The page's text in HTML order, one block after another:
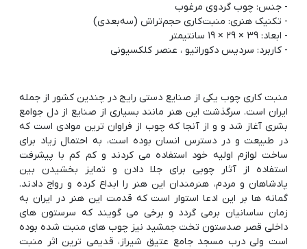
- کاربرد: سردیس دکوراتیو ، عنصر کلکسیونی
منبت کاری چوب یکی از صنایع دستی رایج در چندین کشور از جمله
ایران است. سرگذشت این هنر مانند بسیاری از صنایع از دل جوامع
بشری آغاز شد و و از آنجا که چوب از فراوان ترین موادی است که
در طبیعت و در دسترس انسان بوده است، به احتمال زیاد برای
ساخت لوازم اولیه خود استفاده می کردند و کم کم با پیشرفت
استفاده از آثار چوبی برای جلا دادن و تمایز بخشیدن بین
پادشاهان و مردم، هنرمندان این هنر را ابداع کرده و رواج دادند.
گمانه ها بر این ادعا استوار است که قدمت این هنر در ایران به
زمان ساسانیان برمی گردد و برخی می گویند که سرستون های
داخلی قصر صدستون تخت جمشید نیز چوب های منبت شده بوده
است ولی درب مسجد جامع عتیق شیراز، قدیمی ترین اثر منبت